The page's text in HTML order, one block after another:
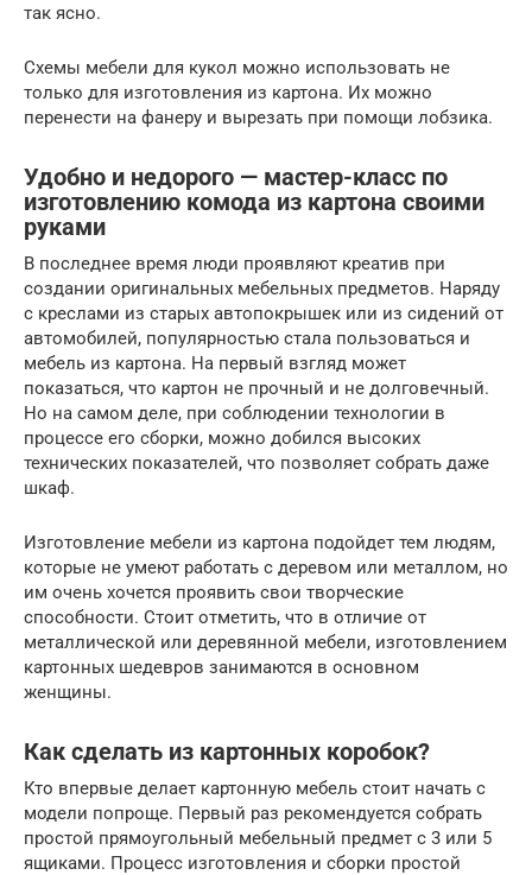
так ясно.
Схемы мебели для кукол можно использовать не
только для изготовления из картона. Их можно
перенести на фанеру и вырезать при помощи лобзика.
Удобно и недорого — мастер-класс по
изготовлению комода из картона своими
руками
В последнее время люди проявляют креатив при
создании оригинальных мебельных предметов. Наряду
с креслами из старых автопокрышек или из сидений от
автомобилей, популярностью стала пользоваться и
мебель из картона. На первый взгляд может
показаться, что картон не прочный и не долговечный.
Но на самом деле, при соблюдении технологии в
процессе его сборки, можно добился высоких
технических показателей, что позволяет собрать даже
шкаф.
Изготовление мебели из картона подойдет тем людям,
которые не умеют работать с деревом или металлом, но
им очень хочется проявить свои творческие
способности. Стоит отметить, что в отличие от
металлической или деревянной мебели, изготовлением
картонных шедевров занимаются в основном
женщины.
Как сделать из картонных коробок?
Кто впервые делает картонную мебель стоит начать с
модели попроще. Первый раз рекомендуется собрать
простой прямоугольный мебельный предмет с 3 или 5
ящиками. Процесс изготовления и сборки простой